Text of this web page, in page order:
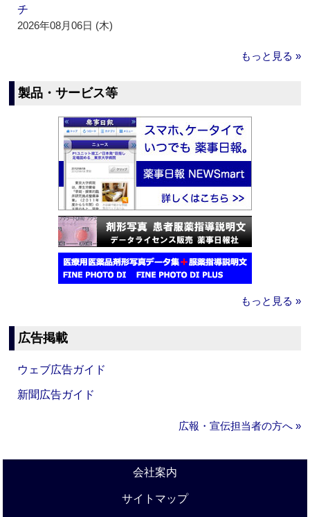
チ
2026年08月06日 (木)
もっと見る »
製品・サービス等
もっと見る »
広告掲載
ウェブ広告ガイド
新聞広告ガイド
広報・宣伝担当者の方へ »
会社案内
サイトマップ